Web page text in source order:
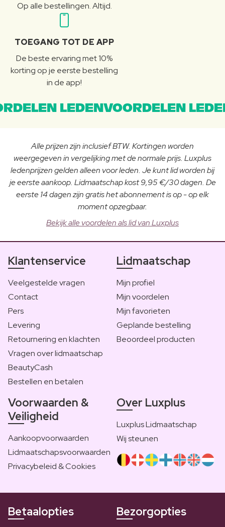
Op alle bestellingen. Altijd.
TOEGANG TOT DE APP
De beste ervaring met 10%
korting op je eerste bestelling
in de app!
LEDENVOORDELEN
Alle prijzen zijn inclusief BTW. Kortingen worden
weergegeven in vergelijking met de normale prijs. Luxplus
ledenprijzen gelden alleen voor leden. Je kunt lid worden bij
je eerste aankoop. Lidmaatschap kost 9,95 €/30 dagen. De
eerste 14 dagen zijn gratis het abonnement is op - op elk
moment opzegbaar.
Bekijk alle voordelen als lid van Luxplus
Klantenservice
Veelgestelde vragen
Contact
Pers
Levering
Retournering en klachten
Vragen over lidmaatschap
BeautyCash
Bestellen en betalen
Lidmaatschap
Mijn profiel
Mijn voordelen
Mijn favorieten
Geplande bestelling
Beoordeel producten
Voorwaarden &
Veiligheid
Aankoopvoorwaarden
Lidmaatschapsvoorwaarden
Privacybeleid & Cookies
Over Luxplus
Luxplus Lidmaatschap
Wij steunen
Betaalopties Bezorgopties